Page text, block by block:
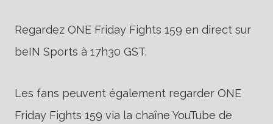
Regardez ONE Friday Fights 159 en direct sur
beIN Sports à 17h30 GST.
Les fans peuvent également regarder ONE
Friday Fights 159 via la chaîne YouTube de